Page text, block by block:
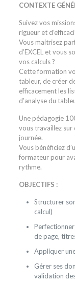
CONTEXTE
Suivez vos
rigueur et
Vous maitrisez
d’EXCEL et vous
vos calculs ?
Cette formation
tableur, de créer
efficacement les
d’analyse du
Une pédagogie
vous travaillez sur
journée.
Vous bénéficiez
formateur pour
rythme.
OBJECTIFS :
Structurer
calcul)
de page,
Appliquer
Gérer ses
validation